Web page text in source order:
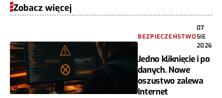
Zobacz więcej
BEZPIECZEŃSTWO
07
SIE
2026
Jedno kliknięcie i po
danych. Nowe
oszustwo zalewa
Internet